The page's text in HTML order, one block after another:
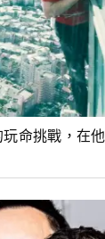
命挑戰，在